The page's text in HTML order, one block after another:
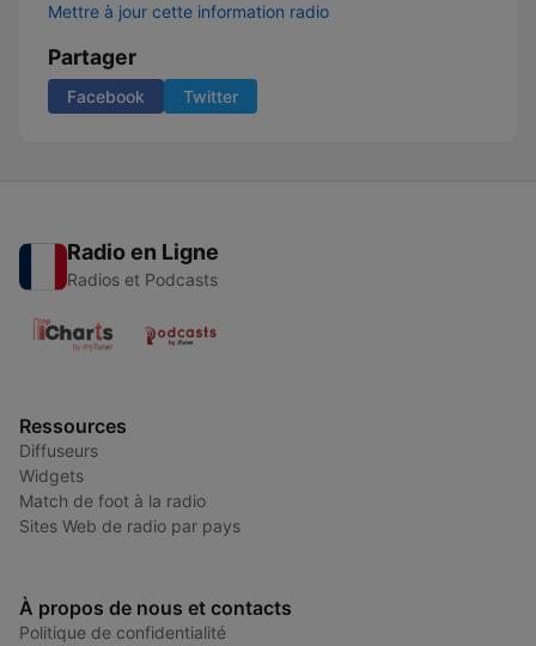
Mettre à jour cette information radio
Partager
Facebook Twitter
Radio en Ligne
Radios et Podcasts
Ressources
Diffuseurs
Widgets
Match de foot à la radio
Sites Web de radio par pays
À propos de nous et contacts
Politique de confidentialité